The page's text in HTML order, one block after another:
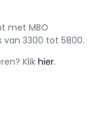
met MBO
van 3300 tot 5800.
Klikhier.